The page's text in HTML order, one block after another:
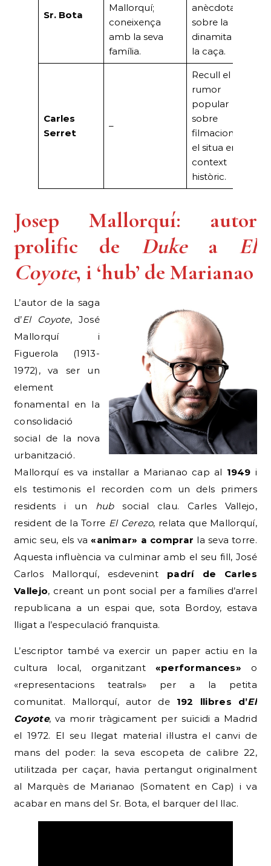
Sr. Bota
Mallorquí;
coneixença
amb la seva
família.
anècdota
sobre la
dinamita i
la caça.
Carles
Serret
–
Recull el
rumor
popular
sobre
filmacions i
el situa en
context
històric.
Josep Mallorquí: autor
prolific de Dukea El
Coyote, i ‘hub’ de Marianao
L’autor de la saga
d’El Coyote, José
Mallorquí i
Figuerola (1913-
1972), va ser un
element
fonamental en la
consolidació
social de la nova
urbanització.
Mallorquí es va instal·lar a Marianao cap al 1949 i
els testimonis el recorden com un dels primers
residents i un hubsocial clau. Carles Vallejo,
resident de la Torre El Cerezo, relata que Mallorquí,
amic seu, els va«animar» a comprar la seva torre.
Aquesta influència va culminar amb el seu fill, José
Carlos Mallorquí, esdevenint padrí de Carles
Vallejo, creant un pont social per a famílies d’arrel
republicana a un espai que, sota Bordoy, estava
lligat a l’especulació franquista.
L’escriptor també va exercir un paper actiu en la
cultura local, organitzant «performances» o
«representacions teatrals» per a la petita
comunitat. Mallorquí, autor de 192 llibres d’El
Coyote, va morir tràgicament per suïcidi a Madrid
el 1972. El seu llegat material il·lustra el canvi de
mans del poder: la seva escopeta de calibre 22,
utilitzada per caçar, havia pertangut originalment
al Marquès de Marianao (Somatent en Cap) i va
acabar en mans del Sr. Bota, el barquer del llac.